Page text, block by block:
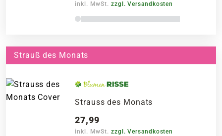
inkl. MwSt. zzgl. Versandkosten
Strauß des Monats
Strauss des Monats
27,99
inkl. MwSt. zzgl. Versandkosten